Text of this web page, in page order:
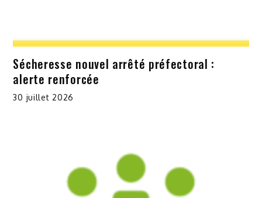
Sécheresse nouvel arrêté préfectoral :
alerte renforcée
30 juillet 2026